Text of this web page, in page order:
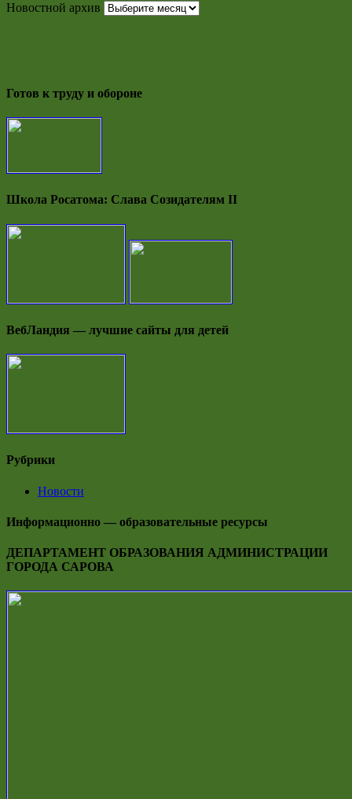
Новостной архив
Готов к труду и обороне
Школа Росатома: Слава Созидателям II
ВебЛандия — лучшие сайты для детей
Рубрики
Новости
Информационно — образовательные ресурсы
ДЕПАРТАМЕНТ ОБРАЗОВАНИЯ АДМИНИСТРАЦИИ
ГОРОДА САРОВА